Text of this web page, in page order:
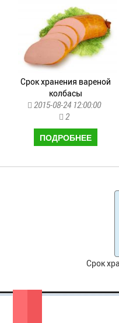
Срок хранения вареной
колбасы
2015-08-24 12:00:00
2
ПОДРОБНЕЕ
Срок